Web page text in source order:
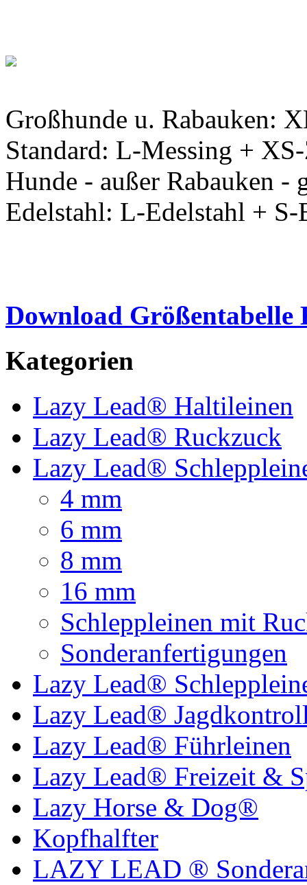
Großhunde u. Rabauken:
Standard: L-Messing +
Hunde - außer Rabauken -
Edelstahl: L-Edelstahl +
Download Größentabelle
Kategorien
Lazy Lead® Haltileinen
Lazy Lead® Ruckzuck
Lazy Lead®
4 mm
6 mm
8 mm
16 mm
Schleppleinen mit
Sonderanfertigungen
Lazy Lead®
Lazy Lead®
Lazy Lead® Führleinen
Lazy Lead® Freizeit &
Lazy Horse & Dog®
Kopfhalfter
LAZY LEAD ®